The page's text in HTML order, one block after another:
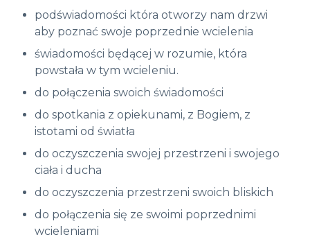
podświadomości która otworzy nam drzwi
aby poznać swoje poprzednie wcielenia
świadomości będącej w rozumie, która
powstała w tym wcieleniu.
do połączenia swoich świadomości
do spotkania z opiekunami, z Bogiem, z
istotami od światła
do oczyszczenia swojej przestrzeni i swojego
ciała i ducha
do oczyszczenia przestrzeni swoich bliskich
do połączenia się ze swoimi poprzednimi
wcieleniami